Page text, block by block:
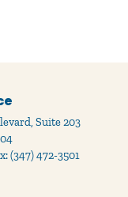
Suite 203
(347) 472-3501